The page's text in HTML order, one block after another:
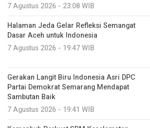
7 Agustus 2026 - 23:08 WIB
Halaman Jeda Gelar Refleksi Semangat
Dasar Aceh untuk Indonesia
7 Agustus 2026 - 19:47 WIB
Gerakan Langit Biru Indonesia Asri DPC
Partai Demokrat Semarang Mendapat
Sambutan Baik
7 Agustus 2026 - 19:41 WIB